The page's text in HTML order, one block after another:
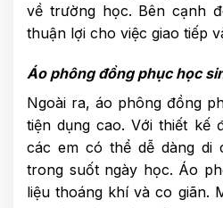
về trường học. Bên cạnh
thuận lợi cho việc giao tiếp
Áo phông đồng phục học
Ngoài ra, áo phông đồng
tiện dụng cao. Với thiết kế
các em có thể dễ dàng di
trong suốt ngày học. Áo
liệu thoáng khí và co giãn.